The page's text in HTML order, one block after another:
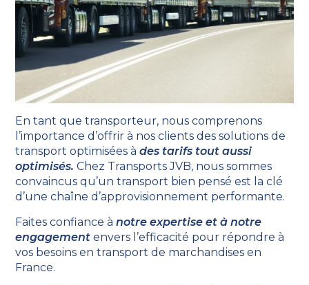
En tant que transporteur, nous comprenons
l’importance d’offrir à nos clients des solutions de
transport optimisées àdes tarifs tout aussi
optimisés. Chez Transports JVB, nous sommes
convaincus qu’un transport bien pensé est la clé
d’une chaîne d’approvisionnement performante.
Faites confiance ànotre expertise et à notre
engagement envers l’efficacité pour répondre à
vos besoins en transport de marchandises en
France.